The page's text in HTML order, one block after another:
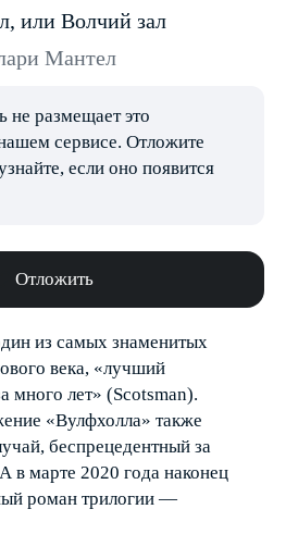
или Волчий зал
Мантел
не размещает это
сервисе. Отложите
если оно появится
Отложить
из самых знаменитых
века, «лучший
много лет» (Scotsman).
«Вулфхолла» также
беспрецедентный за
марте 2020 года наконец
роман трилогии —